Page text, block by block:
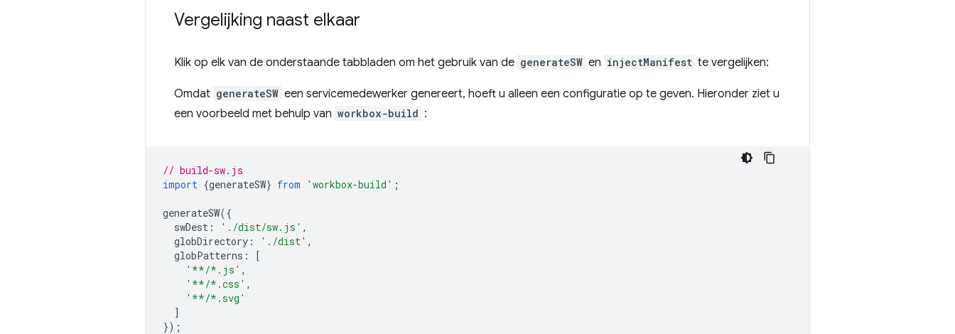
Vergelijking naast elkaar
Klik op elk van de onderstaande tabbladen om het gebruik van de generateSW en injectManifest te vergelijken:
Omdat generateSW een servicemedewerker genereert, hoeft u alleen een configuratie op te geven. Hieronder ziet u
een voorbeeld met behulp van workbox-build :
// build-sw.js
import {generateSW} from 'workbox-build' ;
generateSW({
swDest : './dist/sw.js' ,
globDirectory : './dist' ,
globPatterns :
[
'**/*.js' ,
'**/*.css' ,
'**/*.svg'
]
});